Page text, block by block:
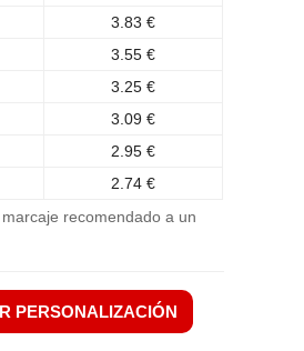
3.83 €
3.55 €
3.25 €
3.09 €
2.95 €
2.74 €
recomendado a un
PERSONALIZACIÓN